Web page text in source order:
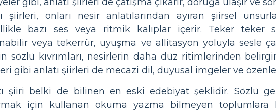
şiirleri, onları nesir anlatılarından ayıran şiirsel
bazı ses veya ritmik kalıplar içerir. Teker teker
veya tekerrür, uyuşma ve allitasyon yoluyla sesle
sözlü kıvrımları, nesirlerin daha düz ritimlerinden
gibi anlatı şiirleri de mecazi dil, duyusal imgeler ve
şiiri belki de bilinen en eski edebiyat şeklidir. Sözlü
için kullanan okuma yazma bilmeyen toplumlara